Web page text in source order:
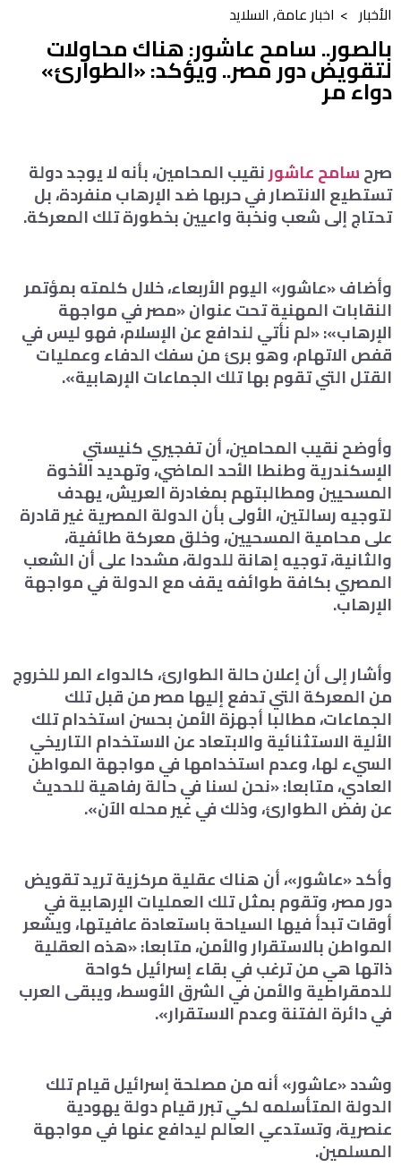
الأخبار > اخبار عامة, السلايد
بالصور.. سامح عاشور: هناك محاولات
لتقويض دور مصر.. ويؤكد: «الطوارئ»
دواء مر
صرحسامح عاشورنقيب المحامين، بأنه لا يوجد دولة
تستطيع الانتصار في حربها ضد الإرهاب منفردة، بل
تحتاج إلى شعب ونخبة واعيين بخطورة تلك المعركة.
وأضاف «عاشور» اليوم الأربعاء، خلال كلمته بمؤتمر
النقابات المهنية تحت عنوان «مصر في مواجهة
الإرهاب»: «لم نأتي لندافع عن الإسلام، فهو ليس في
قفص الاتهام، وهو برئ من سفك الدفاء وعمليات
القتل التي تقوم بها تلك الجماعات الإرهابية».
وأوضح نقيب المحامين، أن تفجيري كنيستي
الإسكندرية وطنطا الأحد الماضي، وتهديد الأخوة
المسحيين ومطالبتهم بمغادرة العريش، يهدف
لتوجيه رسالتين، الأولى بأن الدولة المصرية غير قادرة
على محامية المسحيين، وخلق معركة طائفية،
والثانية، توجيه إهانة للدولة، مشددا على أن الشعب
المصري بكافة طوائفه يقف مع الدولة في مواجهة
الإرهاب.
وأشار إلى أن إعلان حالة الطوارئ، كالدواء المر للخروج
من المعركة التي تدفع إليها مصر من قبل تلك
الجماعات، مطالبا أجهزة الأمن بحسن استخدام تلك
الألية الاستثنائية والابتعاد عن الاستخدام التاريخي
السيء لها، وعدم استخدامها في مواجهة المواطن
العادي، متابعا: «نحن لسنا في حالة رفاهية للحديث
عن رفض الطوارئ، وذلك في غير محله الآن».
وأكد «عاشور»، أن هناك عقلية مركزية تريد تقويض
دور مصر، وتقوم بمثل تلك العمليات الإرهابية في
أوقات تبدأ فيها السياحة باستعادة عافيتها، ويشعر
المواطن بالاستقرار والأمن، متابعا: «هذه العقلية
ذاتها هي من ترغب في بقاء إسرائيل كواحة
للدمقراطية والأمن في الشرق الأوسط، ويبقى العرب
في دائرة الفتنة وعدم الاستقرار».
وشدد «عاشور» أنه من مصلحة إسرائيل قيام تلك
الدولة المتأسلمه لكي تبرر قيام دولة يهودية
عنصرية، وتستدعي العالم ليدافع عنها في مواجهة
المسلمين.